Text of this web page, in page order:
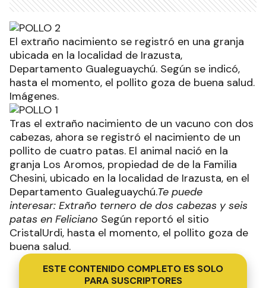
El extraño nacimiento se registró en una granja
ubicada en la localidad de Irazusta,
Departamento Gualeguaychú. Según se indicó,
hasta el momento, el pollito goza de buena salud.
Imágenes.
Tras el extraño nacimiento de un vacuno con dos
cabezas, ahora se registró el nacimiento de un
pollito de cuatro patas. El animal nació en la
granja Los Aromos, propiedad de de la Familia
Chesini, ubicado en la localidad de Irazusta, en el
Departamento Gualeguaychú.Te puede
interesar: Extraño ternero de dos cabezas y seis
patas en Feliciano Según reportó el sitio
CristalUrdi, hasta el momento, el pollito goza de
buena salud.
ESTE CONTENIDO COMPLETO ES SOLO
PARA SUSCRIPTORES